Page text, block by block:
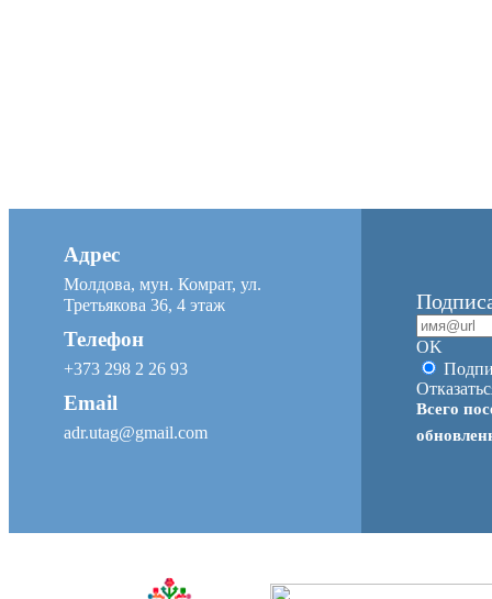
Адрес
Молдова, мун. Комрат, ул.
Третьякова 36, 4 этаж
Телефон
+373 298 2 26 93
Email
adr.utag@gmail.com
OK
Всего